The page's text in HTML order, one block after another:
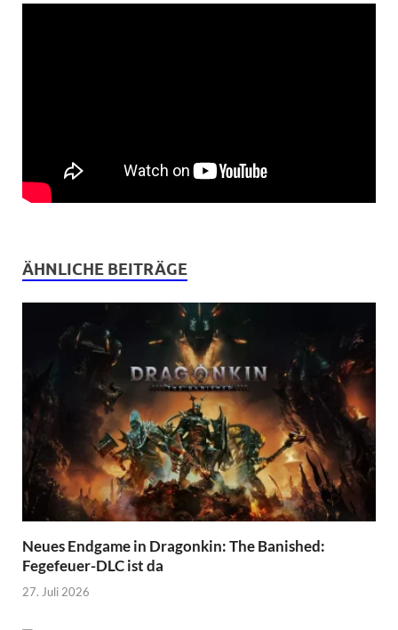
ÄHNLICHE BEITRÄGE
Neues Endgame in Dragonkin: The Banished:
Fegefeuer-DLC ist da
27. Juli 2026